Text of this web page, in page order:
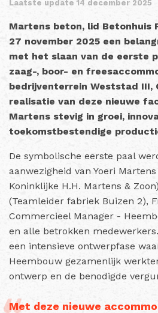
Laatste update 14 december 2025
Martens beton, lid Betonhuis
27 november 2025 een
met het slaan van de eerste
zaag-, boor- en
bedrijventerrein Weststad III,
realisatie van deze nieuwe
Martens stevig in groei,
toekomstbestendige
De symbolische eerste paal
aanwezigheid van Yoeri Martens
Koninklijke H.H. Martens &
(Teamleider fabriek Buizen 2),
Commercieel Manager -
en alle betrokken
een intensieve ontwerpfase
Heembouw gezamenlijk
ontwerp en de benodigde
Met deze nieuwe